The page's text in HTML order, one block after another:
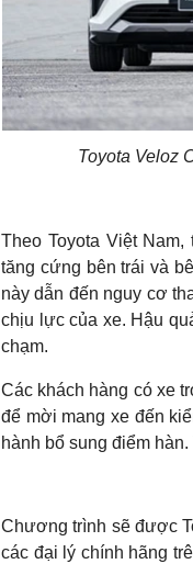
Toyota Veloz
Theo Toyota Việt
tăng cứng bên trái và
này dẫn đến nguy cơ
chịu lực của xe. Hậu
chạm.
Các khách hàng có xe
để mời mang xe đến
hành bổ sung điểm
Chương trình sẽ được
các đại lý chính hãng